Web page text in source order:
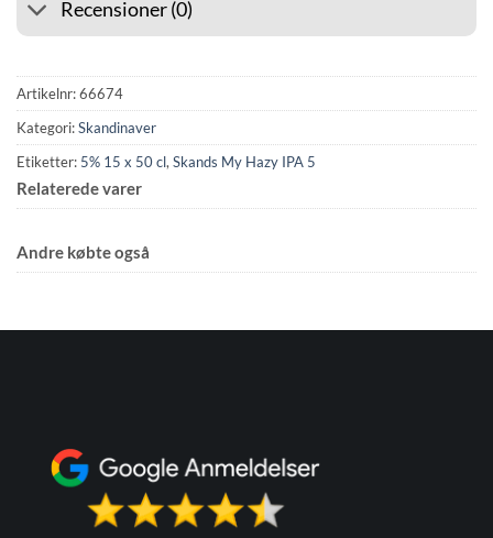
Recensioner (0)
Artikelnr:66674
Kategori:Skandinaver
Etiketter: 5% 15 x 50 cl,Skands My Hazy IPA 5
Relaterede varer
Andre købte også